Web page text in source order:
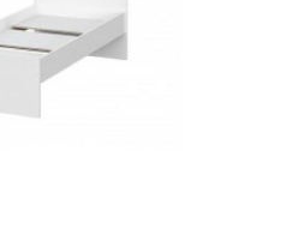
Спальни в квартире